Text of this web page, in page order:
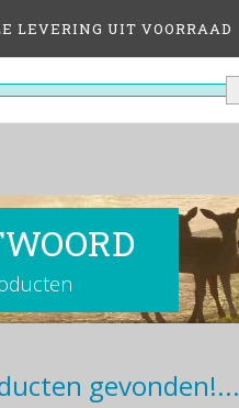
LEVERING UIT VOORRAAD
gevonden!...